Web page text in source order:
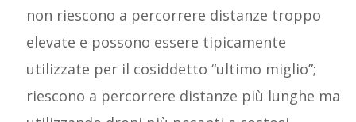
non riescono a percorrere distanze troppo
elevate e possono essere tipicamente
utilizzate per il cosiddetto “ultimo miglio”;
riescono a percorrere distanze più lunghe ma